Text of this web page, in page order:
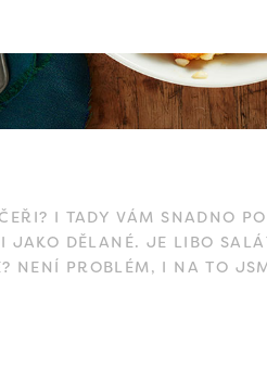
I TADY VÁM SNADNO
JAKO DĚLANÉ. JE LIBO
NENÍ PROBLÉM, I NA TO